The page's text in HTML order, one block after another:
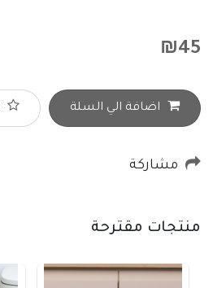
₪45
اضافة الي السلة
مشاركة
منتجات مقترحة